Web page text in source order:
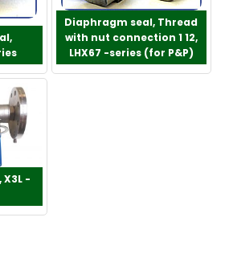
Diaphragm seal, Thread
with nut connection 1 12,
LHX67 -series (for P&P)
-